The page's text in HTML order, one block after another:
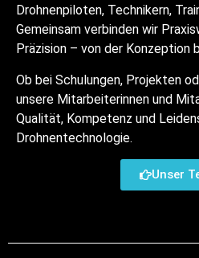
Drohnenpiloten, Technikern,
Gemeinsam verbinden wir
Präzision – von der Konzeption
Ob bei Schulungen, Projekten
unsere Mitarbeiterinnen und
Qualität, Kompetenz und
Drohnentechnologie.
Unser